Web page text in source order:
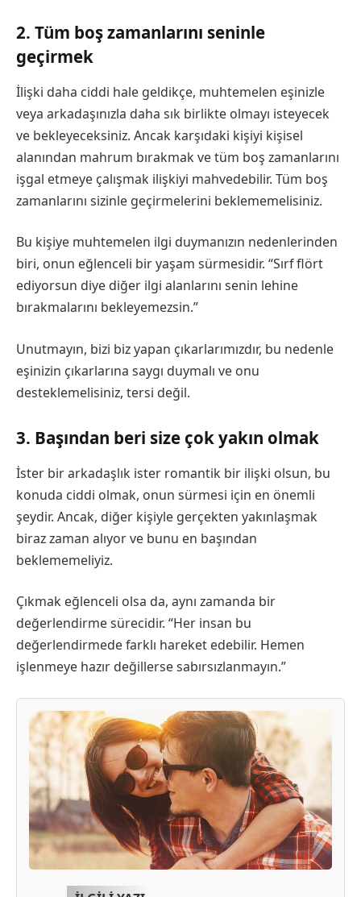
2. Tüm boş zamanlarını seninle
geçirmek
İlişki daha ciddi hale geldikçe, muhtemelen eşinizle
veya arkadaşınızla daha sık birlikte olmayı isteyecek
ve bekleyeceksiniz. Ancak karşıdaki kişiyi kişisel
alanından mahrum bırakmak ve tüm boş zamanlarını
işgal etmeye çalışmak ilişkiyi mahvedebilir. Tüm boş
zamanlarını sizinle geçirmelerini beklememelisiniz.
Bu kişiye muhtemelen ilgi duymanızın nedenlerinden
biri, onun eğlenceli bir yaşam sürmesidir. “Sırf flört
ediyorsun diye diğer ilgi alanlarını senin lehine
bırakmalarını bekleyemezsin.”
Unutmayın, bizi biz yapan çıkarlarımızdır, bu nedenle
eşinizin çıkarlarına saygı duymalı ve onu
desteklemelisiniz, tersi değil.
3. Başından beri size çok yakın olmak
İster bir arkadaşlık ister romantik bir ilişki olsun, bu
konuda ciddi olmak, onun sürmesi için en önemli
şeydir. Ancak, diğer kişiyle gerçekten yakınlaşmak
biraz zaman alıyor ve bunu en başından
beklememeliyiz.
Çıkmak eğlenceli olsa da, aynı zamanda bir
değerlendirme sürecidir. “Her insan bu
değerlendirmede farklı hareket edebilir. Hemen
işlenmeye hazır değillerse sabırsızlanmayın.”